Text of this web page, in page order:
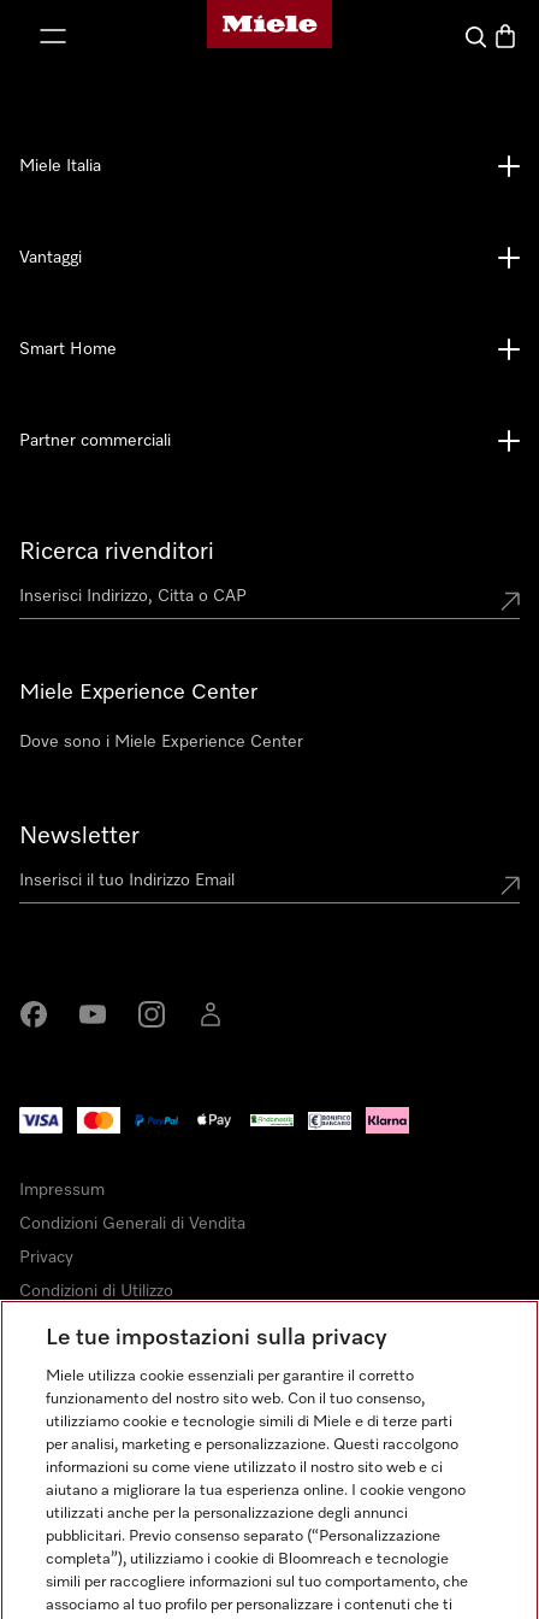
Homepage di Miele
Cerca
Ricerca rivenditori
Miele Experience Center
Dove sono i Miele Experience Center
Newsletter
Miele Italia
Vantaggi
Smart Home
Partner commerciali
Impressum
Condizioni Generali di Vendita
Privacy
Condizioni di Utilizzo
Dichiarazione di Accessibilità
Legge sui servizi digitali
Impostazioni dei cookie
FINANZIAMENTO FINO A 50 MESI CON OPZIONE 10 E TASSO
ZERO
Le tue impostazioni sulla privacy
Miele utilizza cookie essenziali per garantire il corretto
funzionamento del nostro sito web. Con il tuo consenso,
utilizziamo cookie e tecnologie simili di Miele e di terze parti
per analisi, marketing e personalizzazione. Questi raccolgono
informazioni su come viene utilizzato il nostro sito web e ci
aiutano a migliorare la tua esperienza online. I cookie vengono
utilizzati anche per la personalizzazione degli annunci
pubblicitari. Previo consenso separato (“Personalizzazione
completa”), utilizziamo i cookie di Bloomreach e tecnologie
simili per raccogliere informazioni sul tuo comportamento, che
associamo al tuo profilo per personalizzare i contenuti che ti